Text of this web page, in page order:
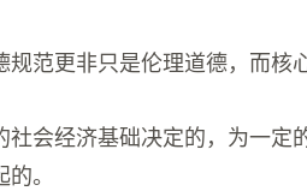
规范更非只是伦理道德，而核
社会经济基础决定的，为一定
。